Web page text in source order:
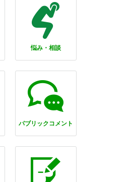
悩み・相談
パブリックコメント